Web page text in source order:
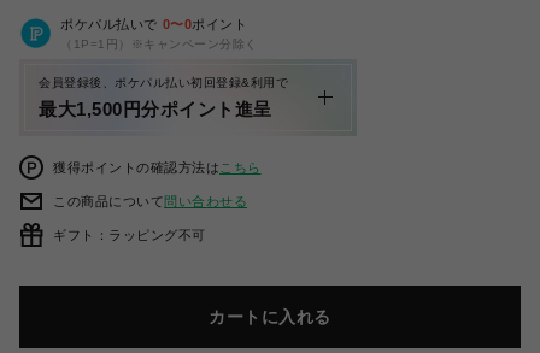
ポケパル払いで 0〜0ポイント
（1P=1円）※キャンペーン分除く
会員登録後、ポケパル払い初回登録&利用で
最大1,500円分ポイント進呈
獲得ポイントの確認方法は こちら
この商品について問い合わせる
ギフト：ラッピング不可
カートに入れる